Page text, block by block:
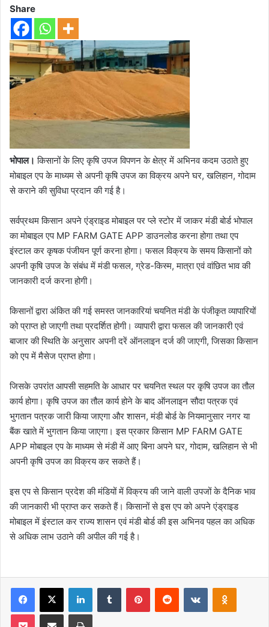
Share
भोपाल। किसानों के लिए कृषि उपज विपणन के क्षेत्र में अभिनव कदम उठाते हुए
मोबाइल एप के माध्यम से अपनी कृषि उपज का विक्रय अपने घर, खलिहान, गोदाम
से कराने की सुविधा प्रदान की गई है।
सर्वप्रथम किसान अपने एंड्राइड मोबाइल पर प्ले स्टोर में जाकर मंडी बोर्ड भोपाल
का मोबाइल एप MP FARM GATE APP डाउनलोड करना होगा तथा एप
इंस्टाल कर कृषक पंजीयन पूर्ण करना होगा। फसल विक्रय के समय किसानों को
अपनी कृषि उपज के संबंध में मंडी फसल, ग्रेड-किस्म, मात्रा एवं वांछित भाव की
जानकारी दर्ज करना होगी।
किसानों द्वारा अंकित की गई समस्त जानकारियां चयनित मंडी के पंजीकृत व्यापारियों
को प्राप्त हो जाएगी तथा प्रदर्शित होगी। व्यापारी द्वारा फसल की जानकारी एवं
बाजार की स्थिति के अनुसार अपनी दरें ऑनलाइन दर्ज की जाएगी, जिसका किसान
को एप में मैसेज प्राप्त होगा।
जिसके उपरांत आपसी सहमति के आधार पर चयनित स्थल पर कृषि उपज का तौल
कार्य होगा। कृषि उपज का तौल कार्य होने के बाद ऑनलाइन सौदा पत्रक एवं
भुगतान पत्रक जारी किया जाएगा और शासन, मंडी बोर्ड के नियमानुसार नगर या
बैंक खाते में भुगतान किया जाएगा। इस प्रकार किसान MP FARM GATE
APP मोबाइल एप के माध्यम से मंडी में आए बिना अपने घर, गोदाम, खलिहान से भी
अपनी कृषि उपज का विक्रय कर सकते हैं।
इस एप से किसान प्रदेश की मंडियों में विक्रय की जाने वाली उपजों के दैनिक भाव
की जानकारी भी प्राप्त कर सकते हैं। किसानों से इस एप को अपने एंड्राइड
मोबाइल में इंस्टाल कर राज्य शासन एवं मंडी बोर्ड की इस अभिनव पहल का अधिक
से अधिक लाभ उठाने की अपील की गई है।
Facebook
X LinkedInTumblr PinterestReddit VKontakte
Pocket Share via Email Print